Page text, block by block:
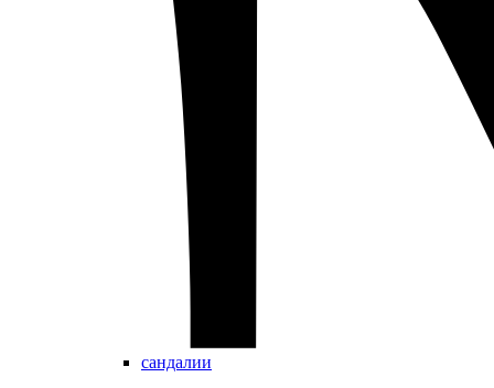
сандалии